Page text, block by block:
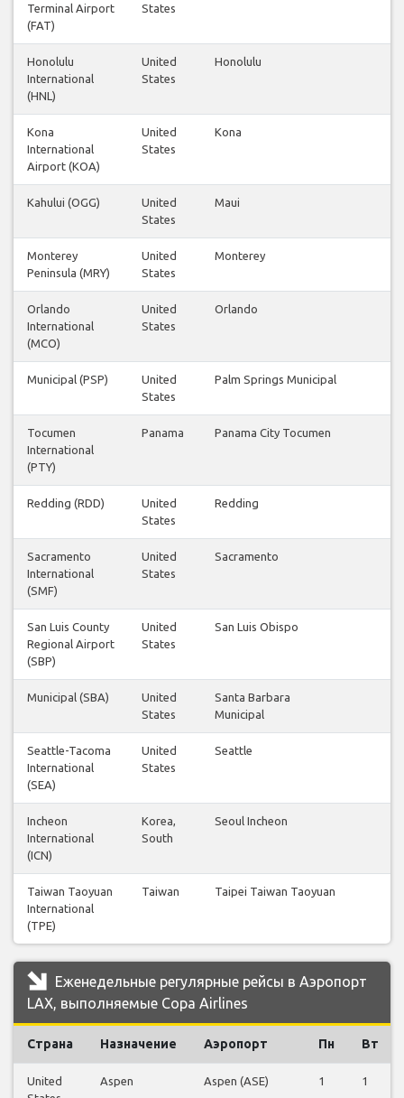
Terminal Airport
(FAT)
States
Honolulu
International
(HNL)
United
States
Honolulu
Kona
International
Airport (KOA)
United
States
Kona
Kahului (OGG)
United
States
Maui
Monterey
Peninsula (MRY)
United
States
Monterey
Orlando
International
(MCO)
United
States
Orlando
Municipal (PSP)
United
States
Palm Springs Municipal
Tocumen
International
(PTY)
Panama Panama City Tocumen
Redding (RDD)
United
States
Redding
Sacramento
International
(SMF)
United
States
Sacramento
San Luis County
Regional Airport
(SBP)
United
States
San Luis Obispo
Municipal (SBA)
United
States
Santa Barbara
Municipal
Seattle-Tacoma
International
(SEA)
United
States
Seattle
Incheon
International
(ICN)
Korea,
South
Seoul Incheon
Taiwan Taoyuan
International
(TPE)
Taiwan Taipei Taiwan Taoyuan
Еженедельные регулярные рейсы в Аэропорт
LAX, выполняемые Copa Airlines
Страна Назначение Аэропорт Пн Вт
United
Aspen Aspen (ASE) 1 1